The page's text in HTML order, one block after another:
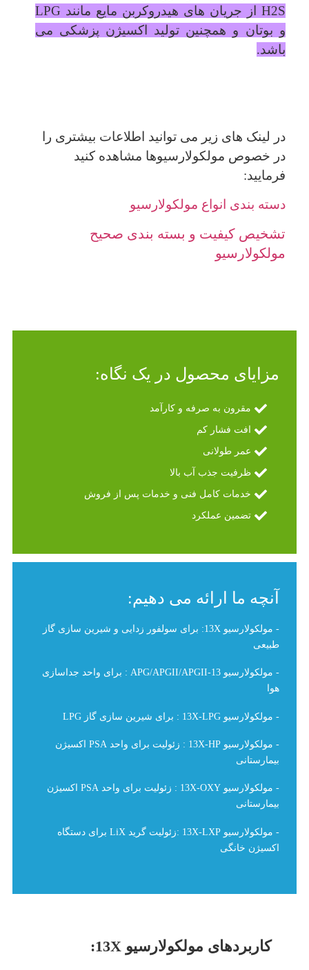
H2S از جریان های هیدروکربن مایع مانند LPG
و بوتان و همچنین تولید اکسیژن پزشکی می
باشد.
در لینک های زیر می توانید اطلاعات بیشتری را
در خصوص مولکولارسیوها مشاهده کنید
فرمایید:
دسته بندی انواع مولکولارسیو
تشخیص کیفیت و بسته بندی صحیح
مولکولارسیو
مزایای محصول در یک نگاه:
مقرون به صرفه و کارآمد
افت فشار کم
عمر طولانی
ظرفیت جذب آب بالا
خدمات کامل فنی و خدمات پس از فروش
تضمین عملکرد
آنچه ما ارائه می دهیم:
- مولکولارسیو 13X: برای سولفور زدایی و شیرین سازی گاز
طبیعی
- مولکولارسیو 13-APG/APGII/APGII : برای واحد جداسازی
هوا
- مولکولارسیو 13X-LPG : برای شیرین سازی گاز LPG
- مولکولارسیو 13X-HP : زئولیت برای واحد PSA اکسیژن
بیمارستانی
- مولکولارسیو 13X-OXY : زئولیت برای واحد PSA اکسیژن
بیمارستانی
- مولکولارسیو 13X-LXP :زئولیت گرید LiX برای دستگاه
اکسیژن خانگی
کاربردهای مولکولارسیو 13X: